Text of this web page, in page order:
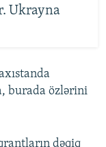
Ukrayna
burada özlərini
dəqiq